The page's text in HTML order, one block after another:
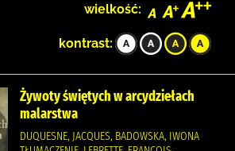
wielkość:
kontrast:
Żywoty świętych w arcydziełach
malarstwa
DUQUESNE, JACQUES, BADOWSKA, IWONA